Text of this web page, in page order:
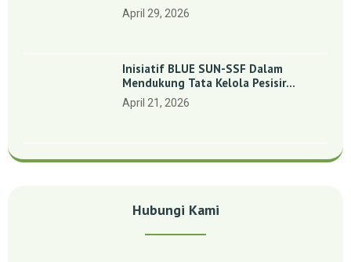
Indonesia’: Perkuat Dasar Ilmiah Dan
Kolaborasi Konservasi
April 29, 2026
Inisiatif BLUE SUN-SSF Dalam
Mendukung Tata Kelola Pesisir
Melalui Pemetaan Partisipatif Di
Enam Desa Kepulauan Riau
April 21, 2026
Hubungi Kami